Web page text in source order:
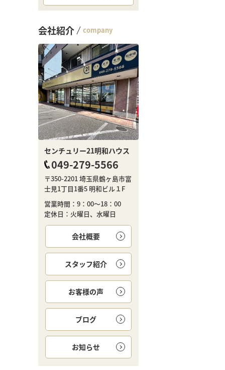
会社紹介 company
センチュリー21明和ハウス
049-279-5566
〒350-2201 埼玉県鶴ヶ島市富
士見1丁目1番5 明和ビル１F
営業時間：9：00～18：00
定休日：火曜日、水曜日
会社概要
スタッフ紹介
お客様の声
ブログ
お知らせ